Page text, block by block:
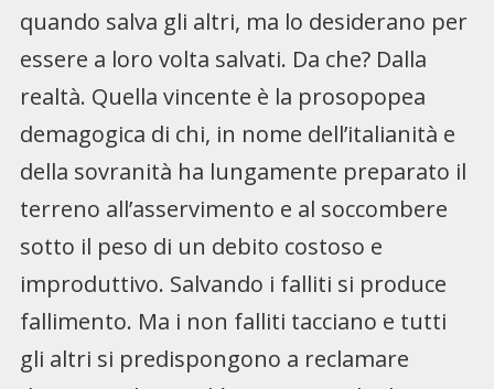
quando salva gli altri, ma lo desiderano per
essere a loro volta salvati. Da che? Dalla
realtà. Quella vincente è la prosopopea
demagogica di chi, in nome dell’italianità e
della sovranità ha lungamente preparato il
terreno all’asservimento e al soccombere
sotto il peso di un debito costoso e
improduttivo. Salvando i falliti si produce
fallimento. Ma i non falliti tacciano e tutti
gli altri si predispongono a reclamare